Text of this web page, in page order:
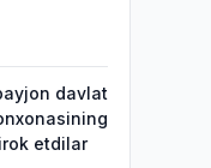
davlat
etdilar